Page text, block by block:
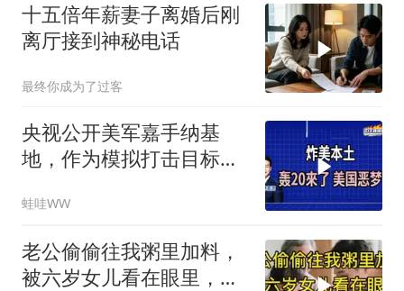
十五倍年薪妻子离婚后刚
离厅接到神秘电话
最终你成为了过客
央视公开美军嘉手纳基
地，作为模拟打击目标｜
辣晚报20260806
蛙哇WW
老公偷偷往我粥里加料，
被六岁女儿看在眼里，默